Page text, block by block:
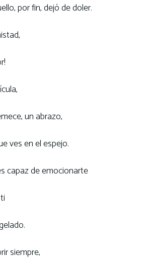
por fin, dejó de doler.
un abrazo,
ves en el espejo.
capaz de emocionarte
siempre,